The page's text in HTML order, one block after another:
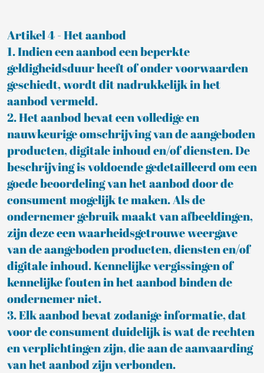
Artikel 4 - Het aanbod
1. Indien een aanbod een beperkte
geldigheidsduur heeft of onder voorwaarden
geschiedt, wordt dit nadrukkelijk in het
aanbod vermeld.
2. Het aanbod bevat een volledige en
nauwkeurige omschrijving van de aangeboden
producten, digitale inhoud en/of diensten. De
beschrijving is voldoende gedetailleerd om een
goede beoordeling van het aanbod door de
consument mogelijk te maken. Als de
ondernemer gebruik maakt van afbeeldingen,
zijn deze een waarheidsgetrouwe weergave
van de aangeboden producten, diensten en/of
digitale inhoud. Kennelijke vergissingen of
kennelijke fouten in het aanbod binden de
ondernemer niet.
3. Elk aanbod bevat zodanige informatie, dat
voor de consument duidelijk is wat de rechten
en verplichtingen zijn, die aan de aanvaarding
van het aanbod zijn verbonden.